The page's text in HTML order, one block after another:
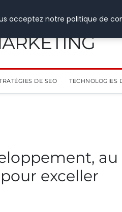
DE SEO TECHNOLOGIES
au
exceller
acceptez notre politique de